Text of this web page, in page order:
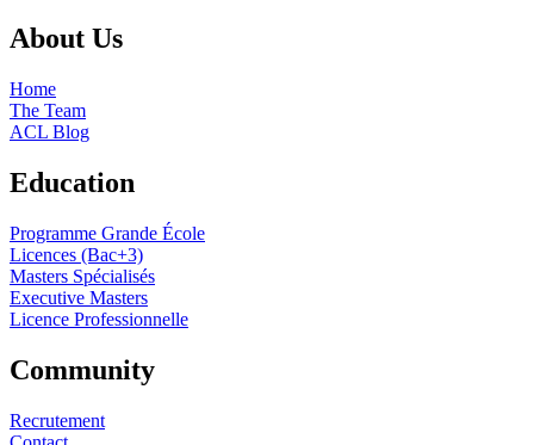
About Us
Home
The Team
ACL Blog
Education
Programme Grande École
Licences (Bac+3)
Masters Spécialisés
Executive Masters
Licence Professionnelle
Community
Recrutement